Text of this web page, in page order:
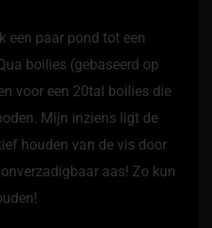
een paar pond tot een
boilies (gebaseerd op
voor een 20tal boilies die
Mijn inziens ligt de
houden van de vis door
aas! Zo kun